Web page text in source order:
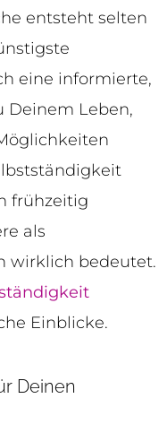
entsteht selten
eine informierte,
Deinem Leben,
frühzeitig
als
wirklich bedeutet.
Einblicke.
Deinen